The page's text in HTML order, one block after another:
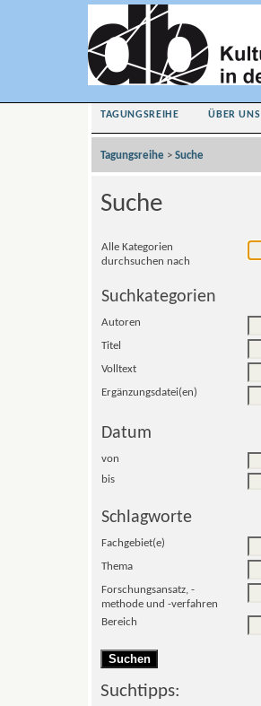
TAGUNGSREIHE ÜBER UNS
Tagungsreihe > Suche
Suche
Alle Kategorien
durchsuchen nach
Suchkategorien
Autoren
Titel
Volltext
Ergänzungsdatei(en)
Datum
von
bis
Schlagworte
Fachgebiet(e)
Thema
Forschungsansatz, -
methode und -verfahren
Bereich
Suchtipps: